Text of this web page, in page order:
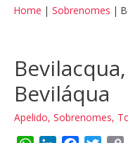
Home Sobrenomes
Beviláqua
Apelido, Sobrenomes,